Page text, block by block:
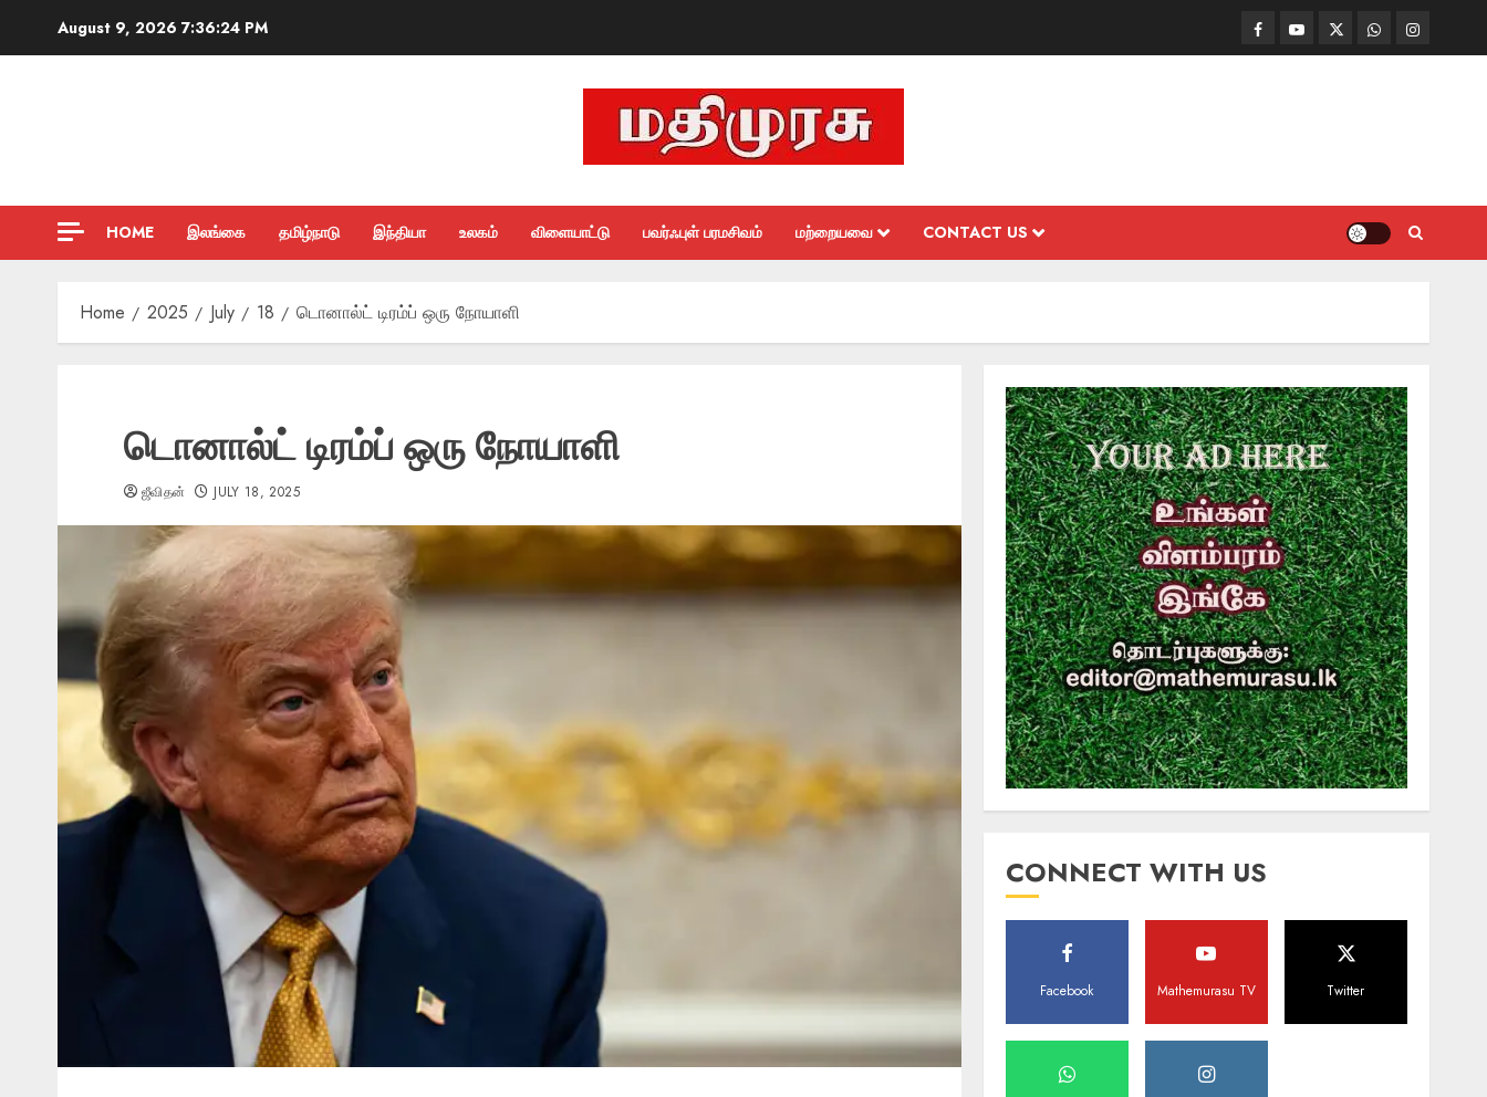
August 9, 2026 7:36:25 PM FacebookMathemurasu
TV
TwitterWhatsAppInstagram
HOME இலங்கை தமிழ்நாடு இந்தியா உலகம் விளையாட்டு பவர்ஃபுள் பரமசிவம் மற்றையவை CONTACT US
Home 2025 July 18 டொனால்ட் டிரம்ப் ஒரு நோயாளி
டொனால்ட் டிரம்ப் ஒரு நோயாளி
ஜீவிதன் JULY 18, 2025
CONNECT WITH US
Facebook Mathemurasu TV Twitter